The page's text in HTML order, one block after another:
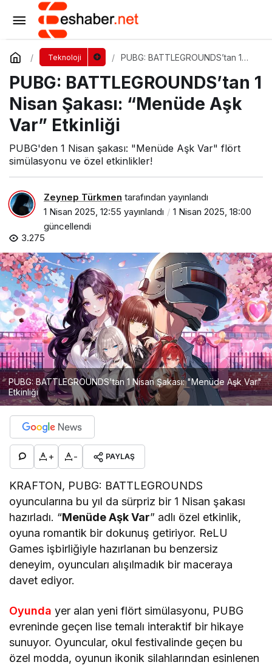
Teknoloji
PUBG: BATTLEGROUNDS’tan 1
Etkinliği
PUBG: BATTLEGROUNDS’tan 1
Nisan Şakası: “Menüde Aşk
Var” Etkinliği
PUBG'den 1 Nisan şakası: "Menüde Aşk Var" flört
simülasyonu ve özel etkinlikler!
Zeynep Türkmen tarafından yayınlandı
1 Nisan 2025, 12:55 yayınlandı
1 Nisan 2025, 18:00
güncellendi
3.275
PUBG: BATTLEGROUNDS'tan 1 Nisan Şakası: "Menüde Aşk Var"
Etkinliği
+ - PAYLAŞ
KRAFTON, PUBG: BATTLEGROUNDS
oyuncularına bu yıl da sürpriz bir 1 Nisan şakası
hazırladı. “Menüde Aşk Var” adlı özel etkinlik,
oyuna romantik bir dokunuş getiriyor. ReLU
Games işbirliğiyle hazırlanan bu benzersiz
deneyim, oyuncuları alışılmadık bir maceraya
davet ediyor.
Oyunda yer alan yeni flört simülasyonu, PUBG
evreninde geçen lise temalı interaktif bir hikaye
sunuyor. Oyuncular, okul festivalinde geçen bu
özel modda, oyunun ikonik silahlarından esinlenen
9 Günlük Bayram Tatili İçin Kaçırılmaması
Gereken 8 Oyun
Yorum Yap Paylaş